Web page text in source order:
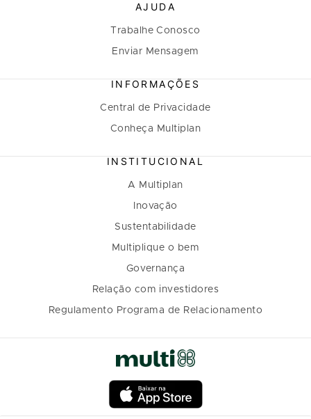
AJUDA
Trabalhe Conosco
Enviar Mensagem
INFORMAÇÕES
Central de Privacidade
Conheça Multiplan
INSTITUCIONAL
A Multiplan
Inovação
Sustentabilidade
Multiplique o bem
Governança
Relação com investidores
Regulamento Programa de Relacionamento